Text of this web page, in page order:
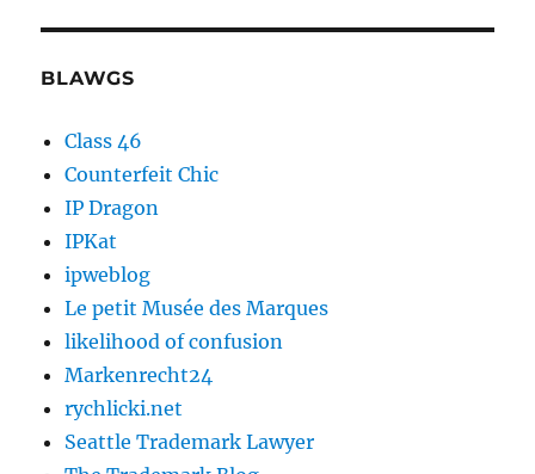
BLAWGS
Class 46
Counterfeit Chic
IP Dragon
IPKat
ipweblog
Le petit Musée des Marques
likelihood of confusion
Markenrecht24
rychlicki.net
Seattle Trademark Lawyer